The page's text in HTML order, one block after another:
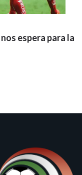
espera para la